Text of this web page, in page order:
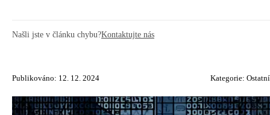
Našli jste v článku chybu?Kontaktujte nás
Publikováno: 12. 12. 2024 Kategorie: Ostatní